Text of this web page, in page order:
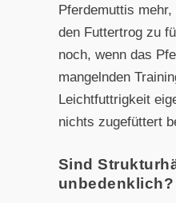
Pferdemuttis
den Futtertrog zu
noch, wenn das
mangelnden
Leichtfuttrigkeit
nichts zugefüttert
Sind
unbedenklich?